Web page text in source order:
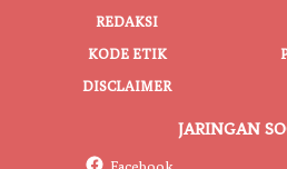
REDAKSI
KODE ETIK
DISCLAIMER
JARINGAN